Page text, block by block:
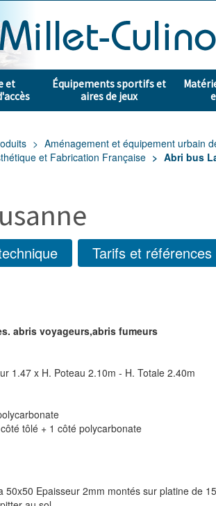
et
Équipements sportifs et
aires de jeux
Aménagement et équipement urbain
et Fabrication Française
Abri bus
Tarifs et références
abris voyageurs,abris fumeurs
1.47 x H. Poteau 2.10m - H. Totale 2.40m
tôlé + 1 côté polycarbonate
50x50 Epaisseur 2mm montés sur platine de